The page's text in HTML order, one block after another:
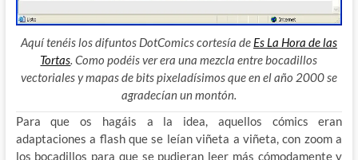
Aquí tenéis los difuntos DotComics cortesía de Es La Hora de las
Tortas. Como podéis ver era una mezcla entre bocadillos
vectoriales y mapas de bits pixeladísimos que en el año 2000 se
agradecían un montón.
Para que os hagáis a la idea, aquellos cómics eran
adaptaciones a flash que se leían viñeta a viñeta, con zoom a
los bocadillos para que se pudieran leer más cómodamente y